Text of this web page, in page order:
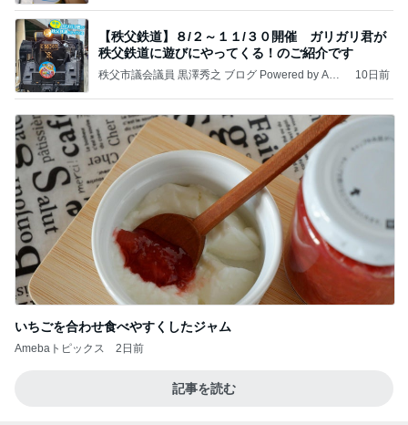
【秩父鉄道】８/２～１１/３０開催 ガリガリ君が
秩父鉄道に遊びにやってくる！のご紹介です
秩父市議会議員 黒澤秀之 ブログ Powered by Ame
10日前
いちごを合わせ食べやすくしたジャム
Amebaトピックス 2日前
記事を読む